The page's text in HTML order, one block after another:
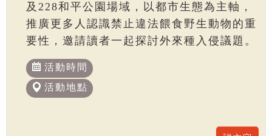
及228和平公園場域，以都市生態為主軸，
推廣更多人認識禁止違法餵食野生動物的重
要性，邀請讀者一起探討外來種入侵議題。
活動時間
活動地點